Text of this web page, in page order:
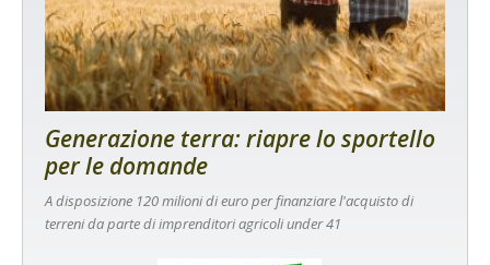
Generazione terra: riapre lo sportello
per le domande
A disposizione 120 milioni di euro per finanziare l'acquisto di
terreni da parte di imprenditori agricoli under 41